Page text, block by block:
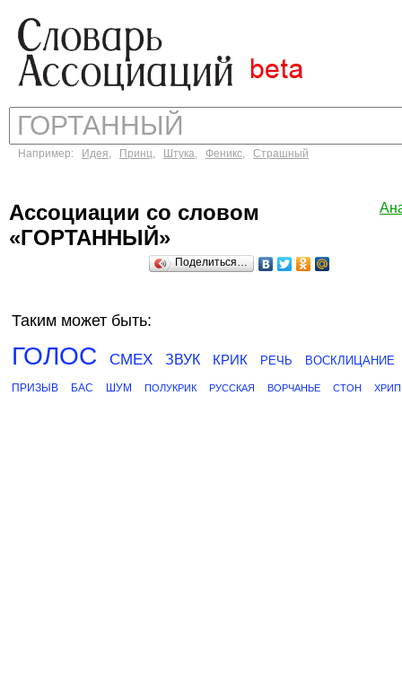
Например: Идея, Принц, Штука, Феникс, Страшный
Ассоциации со словом
«ГОРТАННЫЙ»
Поделиться…
Таким может быть:
ГОЛОС СМЕХ ЗВУК КРИК РЕЧЬ ВОСКЛИЦАНИЕ
ПРИЗЫВ БАС ШУМ ПОЛУКРИК РУССКАЯ ВОРЧАНЬЕ СТОН ХРИП